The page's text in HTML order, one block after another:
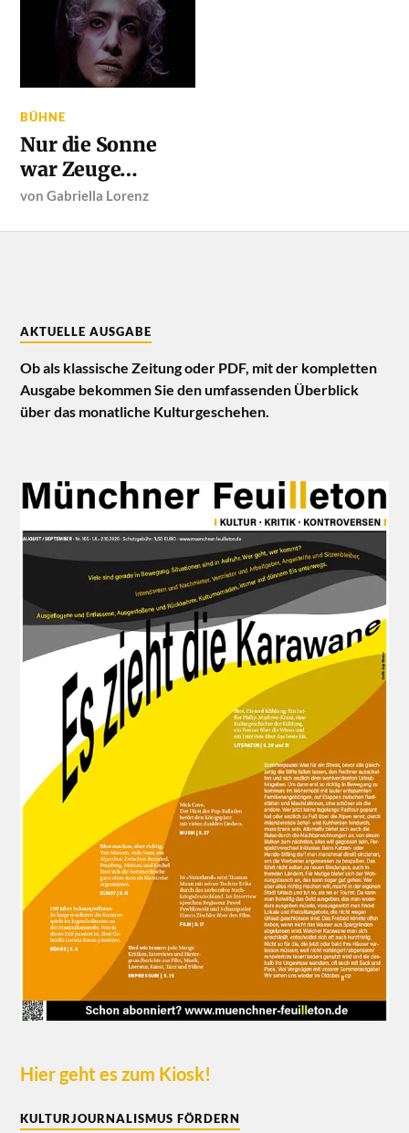
BÜHNE
Nur die Sonne
war Zeuge…
vonGabriella Lorenz
AKTUELLE AUSGABE
Ob als klassische Zeitung oder PDF, mit der kompletten
Ausgabe bekommen Sie den umfassenden Überblick
über das monatliche Kulturgeschehen.
Hier geht es zum Kiosk!
KULTURJOURNALISMUS FÖRDERN